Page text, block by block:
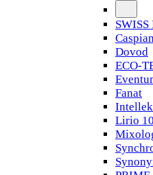
SWISS
Dovod
ECO-
Fanat
Lirio